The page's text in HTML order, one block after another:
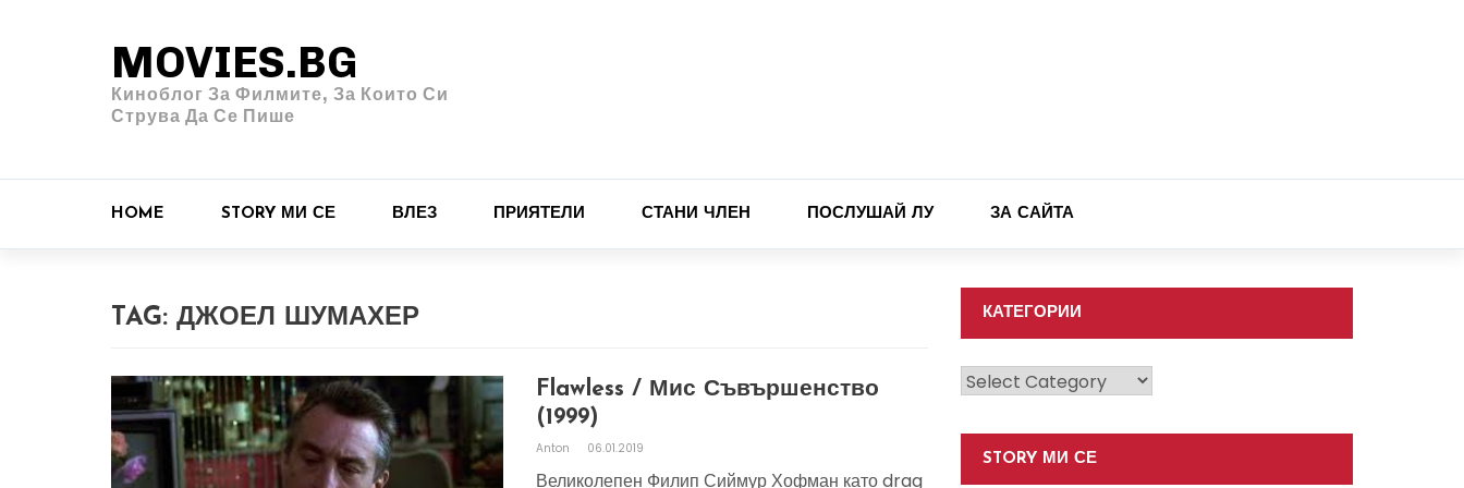
MOVIES.BG
Киноблог За Филмите, За Които Си
Струва Да Се Пише
HOME STORY МИ СЕ ВЛЕЗ ПРИЯТЕЛИ СТАНИ ЧЛЕН ПОСЛУШАЙ ЛУ ЗА САЙТА
TAG: ДЖОЕЛ ШУМАХЕР
Flawless / Мис Съвършенство
(1999)
Anton 06.01.2019
Великолепен Филип Сиймур Хофман като drag
КАТЕГОРИИ
Категории
STORY МИ СЕ